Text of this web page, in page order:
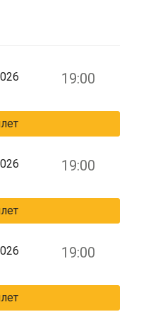
19:00
19:00
19:00